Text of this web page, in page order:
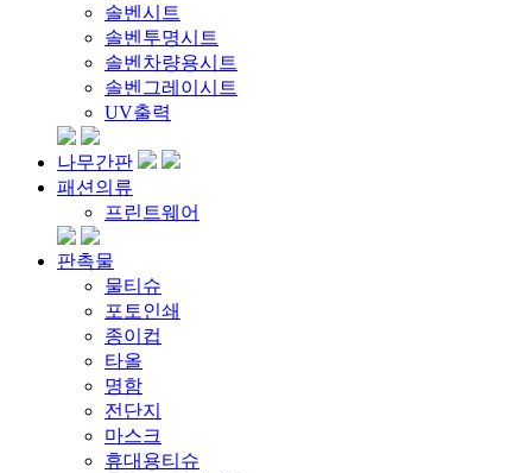
솔벤시트
솔벤투명시트
솔벤차량용시트
솔벤그레이시트
UV출력
나무간판
패션의류
프린트웨어
판촉물
물티슈
포토인쇄
종이컵
타올
명함
전단지
마스크
휴대용티슈